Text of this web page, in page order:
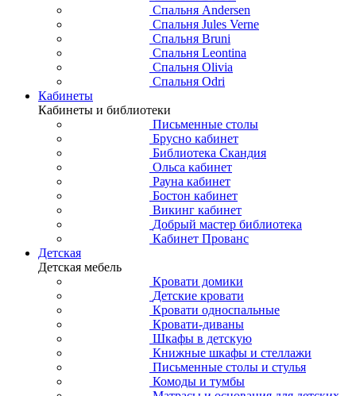
Спальня Andersen
Спальня Jules Verne
Спальня Bruni
Спальня Leontina
Спальня Olivia
Спальня Odri
Кабинеты
Кабинеты и библиотеки
Письменные столы
Брусно кабинет
Библиотека Скандия
Ольса кабинет
Рауна кабинет
Бостон кабинет
Викинг кабинет
Добрый мастер библиотека
Кабинет Прованс
Детская
Детская мебель
Кровати домики
Детские кровати
Кровати односпальные
Кровати-диваны
Шкафы в детскую
Книжные шкафы и стеллажи
Письменные столы и стулья
Комоды и тумбы